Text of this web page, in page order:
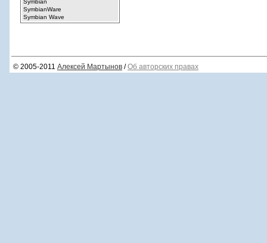
© 2005-2011 Алексей Мартынов /Об авторских правах